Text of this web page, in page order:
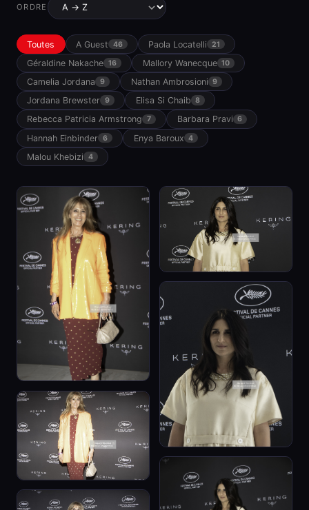
ORDRE
Toutes A Guest 46 Paola Locatelli 21
Géraldine Nakache 16 Mallory Wanecque 10
Camelia Jordana 9 Nathan Ambrosioni 9
Jordana Brewster 9 Elisa Si Chaib 8
Rebecca Patricia Armstrong 7 Barbara Pravi 6
Hannah Einbinder 6 Enya Baroux 4
Malou Khebizi 4